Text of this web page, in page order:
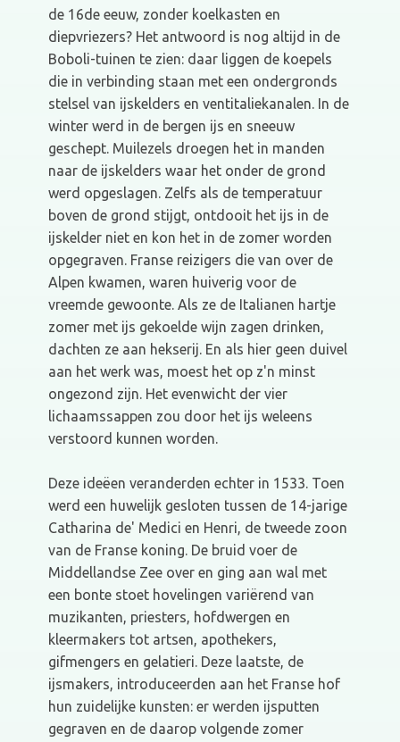
de 16de eeuw, zonder koelkasten en
diepvriezers? Het antwoord is nog altijd in de
Boboli-tuinen te zien: daar liggen de koepels
die in verbinding staan met een ondergronds
stelsel van ijskelders en ventitaliekanalen. In de
winter werd in de bergen ijs en sneeuw
geschept. Muilezels droegen het in manden
naar de ijskelders waar het onder de grond
werd opgeslagen. Zelfs als de temperatuur
boven de grond stijgt, ontdooit het ijs in de
ijskelder niet en kon het in de zomer worden
opgegraven. Franse reizigers die van over de
Alpen kwamen, waren huiverig voor de
vreemde gewoonte. Als ze de Italianen hartje
zomer met ijs gekoelde wijn zagen drinken,
dachten ze aan hekserij. En als hier geen duivel
aan het werk was, moest het op z'n minst
ongezond zijn. Het evenwicht der vier
lichaamssappen zou door het ijs weleens
verstoord kunnen worden.
Deze ideëen veranderden echter in 1533. Toen
werd een huwelijk gesloten tussen de 14-jarige
Catharina de' Medici en Henri, de tweede zoon
van de Franse koning. De bruid voer de
Middellandse Zee over en ging aan wal met
een bonte stoet hovelingen variërend van
muzikanten, priesters, hofdwergen en
kleermakers tot artsen, apothekers,
gifmengers en gelatieri. Deze laatste, de
ijsmakers, introduceerden aan het Franse hof
hun zuidelijke kunsten: er werden ijsputten
gegraven en de daarop volgende zomer